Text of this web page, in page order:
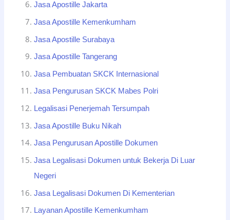
Jasa Apostille Jakarta
Jasa Apostille Kemenkumham
Jasa Apostille Surabaya
Jasa Apostille Tangerang
Jasa Pembuatan SKCK Internasional
Jasa Pengurusan SKCK Mabes Polri
Legalisasi Penerjemah Tersumpah
Jasa Apostille Buku Nikah
Jasa Pengurusan Apostille Dokumen
Jasa Legalisasi Dokumen untuk Bekerja Di Luar
Negeri
Jasa Legalisasi Dokumen Di Kementerian
Layanan Apostille Kemenkumham